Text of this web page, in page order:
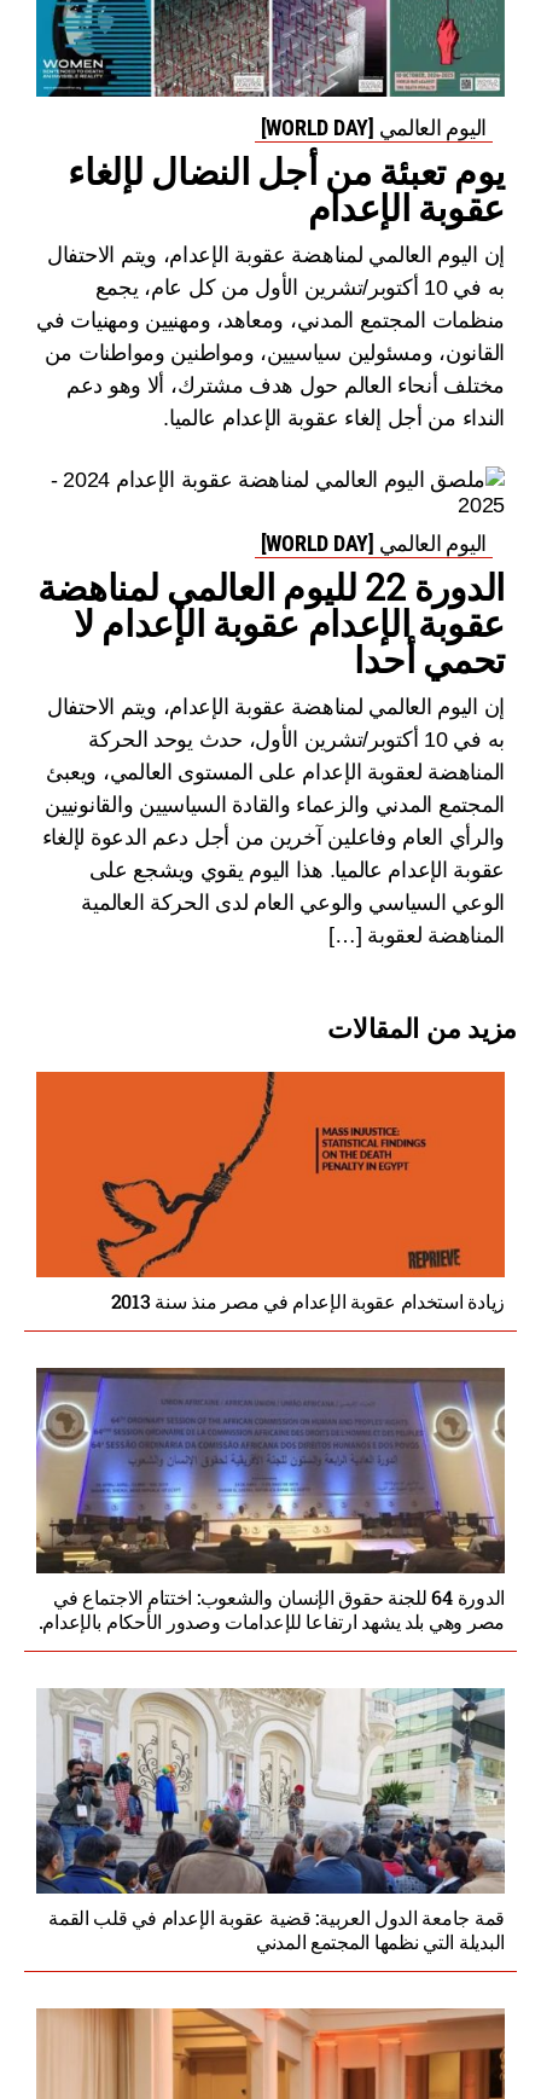
اليوم العالمي [WORLD DAY]
يوم تعبئة من أجل النضال لإلغاء
عقوبة الإعدام
إن اليوم العالمي لمناهضة عقوبة الإعدام، ويتم الاحتفال
به في 10 أكتوبر/تشرين الأول من كل عام، يجمع
منظمات المجتمع المدني، ومعاهد، ومهنيين ومهنيات في
القانون، ومسئولين سياسيين، ومواطنين ومواطنات من
مختلف أنحاء العالم حول هدف مشترك، ألا وهو دعم
النداء من أجل إلغاء عقوبة الإعدام عالميا.
اليوم العالمي [WORLD DAY]
الدورة 22 لليوم العالمي لمناهضة
عقوبة الإعدام عقوبة الإعدام لا
تحمي أحدا
إن اليوم العالمي لمناهضة عقوبة الإعدام، ويتم الاحتفال
به في 10 أكتوبر/تشرين الأول، حدث يوحد الحركة
المناهضة لعقوبة الإعدام على المستوى العالمي، ويعبئ
المجتمع المدني والزعماء والقادة السياسيين والقانونيين
والرأي العام وفاعلين آخرين من أجل دعم الدعوة لإلغاء
عقوبة الإعدام عالميا. هذا اليوم يقوي ويشجع على
الوعي السياسي والوعي العام لدى الحركة العالمية
المناهضة لعقوبة […]
مزيد من المقالات
زيادة استخدام عقوبة الإعدام في مصر منذ سنة 2013
الدورة 64 للجنة حقوق الإنسان والشعوب: اختتام الاجتماع في
مصر وهي بلد يشهد ارتفاعا للإعدامات وصدور الأحكام بالإعدام.
قمة جامعة الدول العربية: قضية عقوبة الإعدام في قلب القمة
البديلة التي نظمها المجتمع المدني